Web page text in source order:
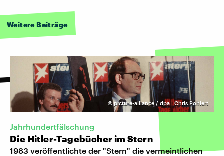
Weitere Beiträge
©picture-alliance / dpa | Chris Pohlert
Jahrhundertfälschung
Die Hitler-Tagebücher im Stern
1983 veröffentlichte der "Stern" die vermeintlichen